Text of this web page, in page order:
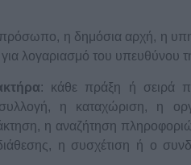
πρόσωπο, η δημόσια αρχή, η
λογαριασμό του υπευθύνου
: κάθε πράξη ή σειρά
η καταχώριση, η
η αναζήτηση
η συσχέτιση ή ο